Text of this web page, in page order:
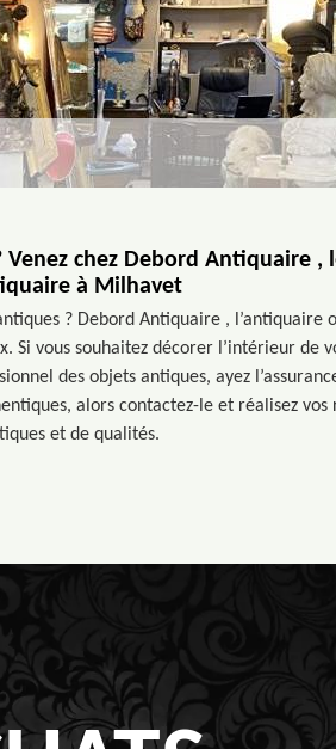
chez Debord Antiquaire ,
à Milhavet
? Debord Antiquaire ,
Si vous souhaitez décorer l’intérieur de
des objets antiques, ayez
alors contactez-le et réalisez vos
et de qualités.